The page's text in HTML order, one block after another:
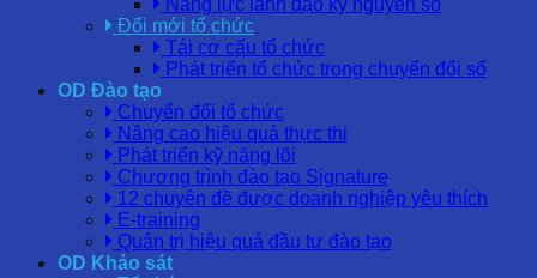
Năng lực lãnh đạo kỷ nguyên số
Đổi mới tổ chức
Tái cơ cấu tổ chức
Phát triển tổ chức trong chuyển đổi số
OD Đào tạo
Chuyển đổi tổ chức
Nâng cao hiệu quả thực thi
Phát triển kỹ năng lõi
Chương trình đào tạo Signature
12 chuyên đề được doanh nghiệp yêu thích
E-training
Quản trị hiệu quả đầu tư đào tạo
OD Khảo sát